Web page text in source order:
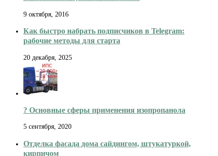
9 октября, 2016
Как быстро набрать подписчиков в Telegram:
рабочие методы для старта
20 декабря, 2025
?️ Основные сферы применения изопропанола
5 сентября, 2020
Отделка фасада дома сайдингом, штукатуркой,
кирпичом